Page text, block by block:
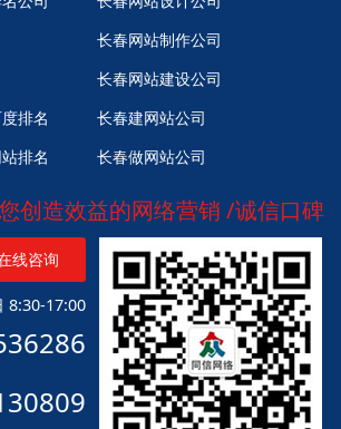
排名
排名
长春网站制作公司
长春网站建设公司
长春建网站公司
长春做网站公司
创造效益的网络营销 /诚信口碑
线咨询
8:30-17:00